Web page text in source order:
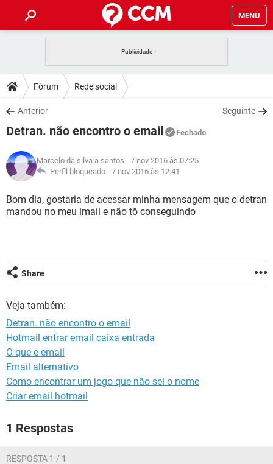
MENU
CELULAR
OUTLOOK
INSTAGRAM GMAIL
GUIA DE COMPRAS
DICAS
JOGOS
INSTAGRAM GMAIL
GUIA DE COMPRAS
DOWNLOADS
JOGOS WHATSAPP
CELULAR
OUTLOOK EXCEL
INSTAGRAM GMAIL
GUIA DE COMPRAS
JOGOS WHATSAPP
CELULAR
OUTLOOK EXCEL
GLOSSÁRIO
JOGOS WHATSAPP
CELULAR FACEBOOK
GUIA DE COMPRAS
Fórum Rede social
Anterior Seguinte
Detran. não encontro o email Fechado
Marcelo da silva a santos - 7 nov 2016 às 07:25
Perfil bloqueado - 7 nov 2016 às 12:41
Bom dia, gostaria de acessar minha mensagem que o detran
mandou no meu imail e não tô conseguindo
Share
Veja também:
Detran. não encontro o email
Hotmail entrar email caixa entrada
O que e email
Email alternativo
Como encontrar um jogo que não sei o nome
Criar email hotmail
1 Respostas
RESPOSTA 1 / 1